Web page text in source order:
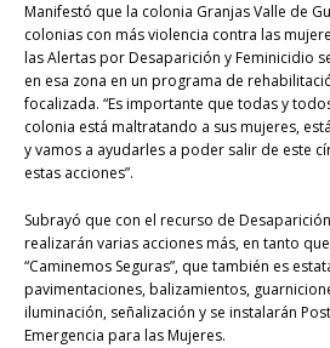
Manifestó que la colonia Granjas Valle de
colonias con más violencia contra las
las Alertas por Desaparición y Feminicidio
en esa zona en un programa de
focalizada. “Es importante que todas y
colonia está maltratando a sus mujeres,
y vamos a ayudarles a poder salir de este
estas acciones”.
Subrayó que con el recurso de
realizarán varias acciones más, en tanto
“Caminemos Seguras”, que también es
pavimentaciones, balizamientos,
iluminación, señalización y se instalarán
Emergencia para las Mujeres.